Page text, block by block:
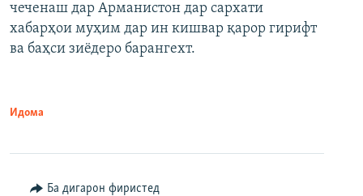
720p 1080p
чеченаш дар Арманистон дар сархати
хабарҳои муҳим дар ин кишвар қарор гирифт
ва баҳси зиёдеро барангехт.
Идома
Ба дигарон фиристед